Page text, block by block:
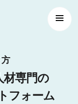
材専門の
フォーム